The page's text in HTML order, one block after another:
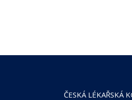
ČESKÁ LÉKAŘSKÁ